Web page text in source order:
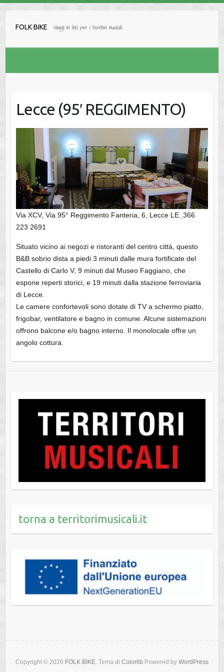
FOLK BIKE Viaggi in bici per i territori musicali
Lecce (95′ REGGIMENTO)
Via XCV, Via 95° Reggimento Fanteria, 6, Lecce LE. 366
223 2691
Situato vicino ai negozi e ristoranti del centro città, questo
B&B sobrio dista a piedi 3 minuti dalle mura fortificate del
Castello di Carlo V, 9 minuti dal Museo Faggiano, che
espone reperti storici, e 19 minuti dalla stazione ferroviaria
di Lecce.
Le camere confortevoli sono dotate di TV a schermo piatto,
frigobar, ventilatore e bagno in comune. Alcune sistemazioni
offrono balcone e/o bagno interno. Il monolocale offre un
angolo cottura.
torna a territorimusicali.it
Copyright © 2026 FOLK BIKE. Tema di Colorlib Powered by WordPress